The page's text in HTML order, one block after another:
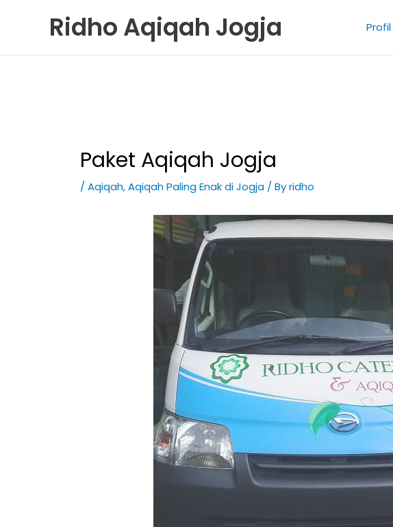
Ridho Aqiqah Jogja Profil
Paket Aqiqah Jogja
/ Aqiqah,Aqiqah Paling Enak di Jogja / Byridho